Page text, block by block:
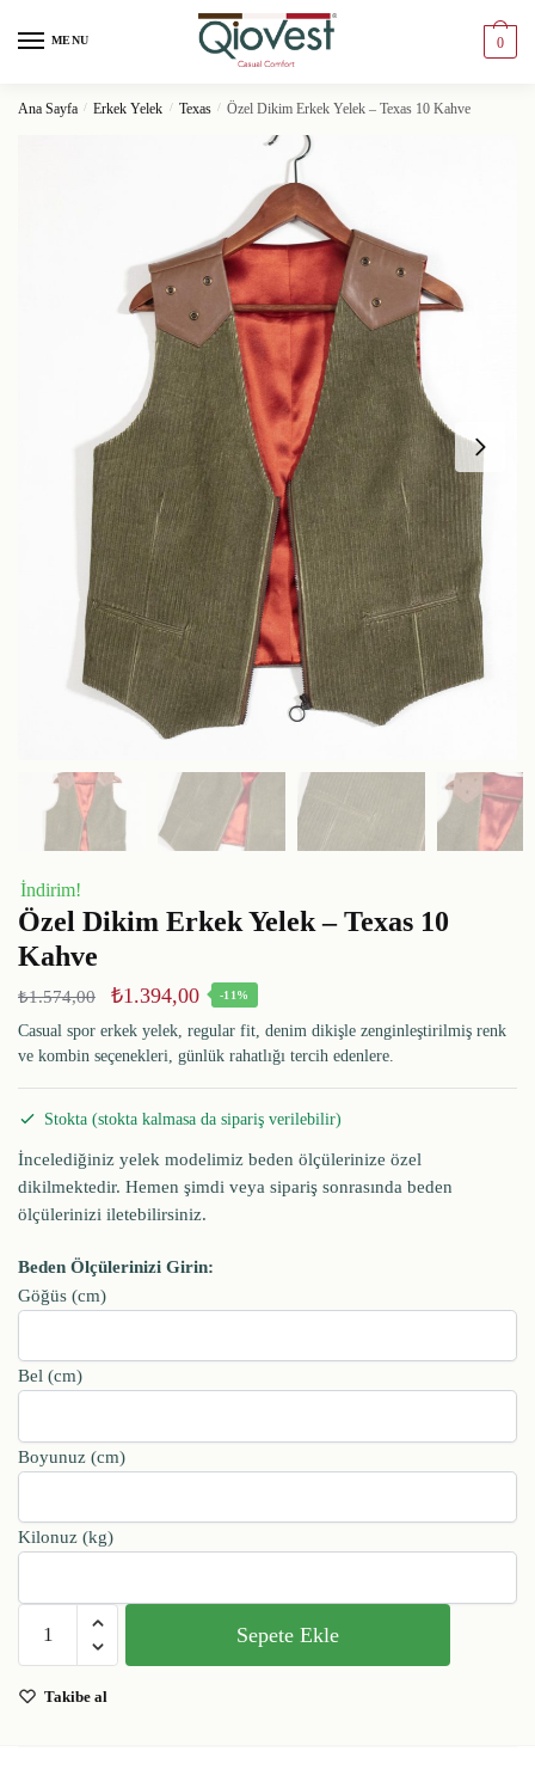
MENU 0
Ana Sayfa / Erkek Yelek / Texas / Özel Dikim Erkek Yelek – Texas 10 Kahve
İndirim!
Özel Dikim Erkek Yelek – Texas 10
Kahve
₺1.574,00 ₺1.394,00 -11%
Casual spor erkek yelek, regular fit, denim dikişle zenginleştirilmiş renk
ve kombin seçenekleri, günlük rahatlığı tercih edenlere.
Stokta (stokta kalmasa da sipariş verilebilir)
İncelediğiniz yelek modelimiz beden ölçülerinize özel
dikilmektedir. Hemen şimdi veya sipariş sonrasında beden
ölçülerinizi iletebilirsiniz.
Beden Ölçülerinizi Girin:
Göğüs (cm)
Bel (cm)
Boyunuz (cm)
Kilonuz (kg)
Sepete Ekle
Takibe al